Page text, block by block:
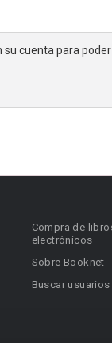
su cuenta para
Compra de
electrónicos
Sobre Booknet
Buscar usuarios